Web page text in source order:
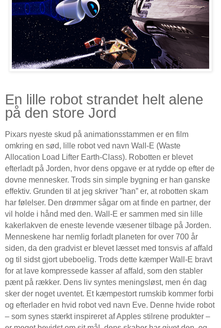
En lille robot strandet helt alene
på den store Jord
Pixars nyeste skud på animationsstammen er en film
omkring en sød, lille robot ved navn Wall-E (Waste
Allocation Load Lifter Earth-Class). Robotten er blevet
efterladt på Jorden, hvor dens opgave er at rydde op efter de
dovne mennesker. Trods sin simple bygning er han ganske
effektiv. Grunden til at jeg skriver ”han” er, at robotten skam
har følelser. Den drømmer sågar om at finde en partner, der
vil holde i hånd med den. Wall-E er sammen med sin lille
kakerlakven de eneste levende væsener tilbage på Jorden.
Menneskene har nemlig forladt planeten for over 700 år
siden, da den gradvist er blevet læsset med tonsvis af affald
og til sidst gjort ubeboelig. Trods dette kæmper Wall-E bravt
for at lave kompressede kasser af affald, som den stabler
pænt på rækker. Dens liv syntes meningsløst, men én dag
sker der noget uventet. Et kæmpestort rumskib kommer forbi
og efterlader en hvid robot ved navn Eve. Denne hvide robot
– som synes stærkt inspireret af Apples stilrene produkter –